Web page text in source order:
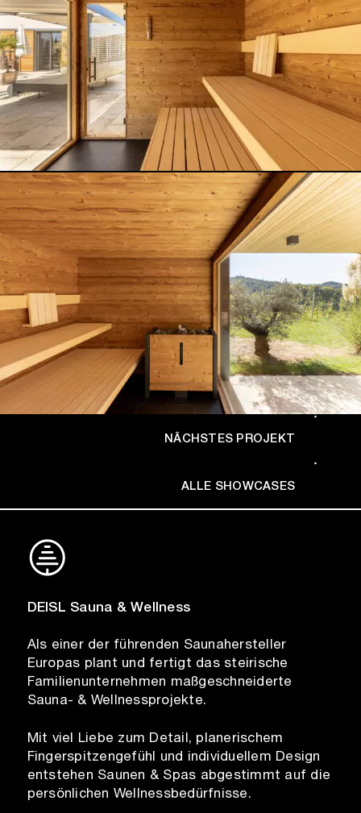
NÄCHSTES PROJEKT
ALLE SHOWCASES
DEISL Sauna & Wellness
Als einer der führenden Saunahersteller
Europas plant und fertigt das steirische
Familienunternehmen maßgeschneiderte
Sauna- & Wellnessprojekte.
Mit viel Liebe zum Detail, planerischem
Fingerspitzengefühl und individuellem Design
entstehen Saunen & Spas abgestimmt auf die
persönlichen Wellnessbedürfnisse.